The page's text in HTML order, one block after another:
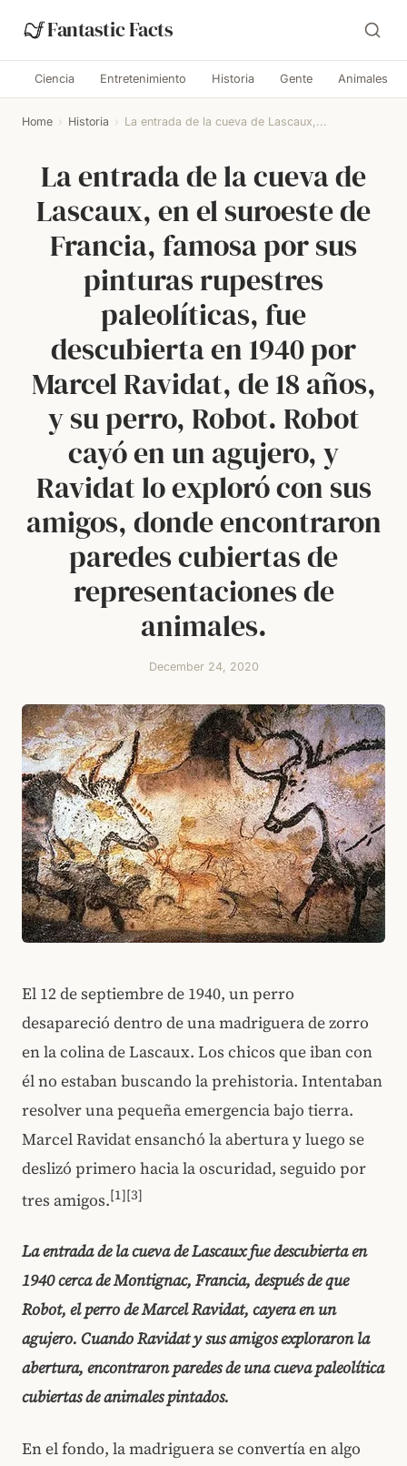
Fantastic Facts
Ciencia Entretenimiento Historia Gente Animales
Home › Historia › La entrada de la cueva de Lascaux,...
La entrada de la cueva de
Lascaux, en el suroeste de
Francia, famosa por sus
pinturas rupestres
paleolíticas, fue
descubierta en 1940 por
Marcel Ravidat, de 18 años,
y su perro, Robot. Robot
cayó en un agujero, y
Ravidat lo exploró con sus
amigos, donde encontraron
paredes cubiertas de
representaciones de
animales.
December 24, 2020
El 12 de septiembre de 1940, un perro
desapareció dentro de una madriguera de zorro
en la colina de Lascaux. Los chicos que iban con
él no estaban buscando la prehistoria. Intentaban
resolver una pequeña emergencia bajo tierra.
Marcel Ravidat ensanchó la abertura y luego se
deslizó primero hacia la oscuridad, seguido por
tres amigos.[1][3]
La entrada de la cueva de Lascaux fue descubierta en
1940 cerca de Montignac, Francia, después de que
Robot, el perro de Marcel Ravidat, cayera en un
agujero. Cuando Ravidat y sus amigos exploraron la
abertura, encontraron paredes de una cueva paleolítica
cubiertas de animales pintados.
En el fondo, la madriguera se convertía en algo